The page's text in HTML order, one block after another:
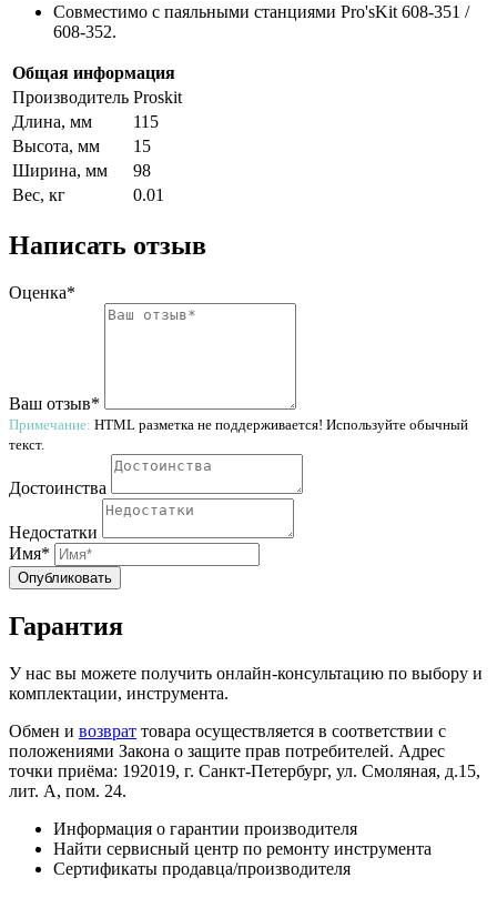
Совместимо с паяльными станциями Pro'sKit 608-351 /
608-352.
Общая информация
Производитель Proskit
Длина, мм
115
Высота, мм
15
Ширина, мм
98
Вес, кг
0.01
Написать отзыв
Оценка*
Ваш отзыв*
Примечание: HTML разметка не поддерживается! Используйте обычный
текст.
Достоинства
Недостатки
Имя*
Опубликовать
Гарантия
У нас вы можете получить онлайн-консультацию по выбору и
комплектации, инструмента.
Обмен и возврат товара осуществляется в соответствии с
положениями Закона о защите прав потребителей. Адрес
точки приёма: 192019, г. Санкт-Петербург, ул. Смоляная, д.15,
лит. А, пом. 24.
Информация о гарантии производителя
Найти сервисный центр по ремонту инструмента
Сертификаты продавца/производителя